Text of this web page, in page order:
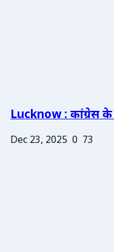
Lucknow : कांग्रेस के
Dec 23, 2025 0 73